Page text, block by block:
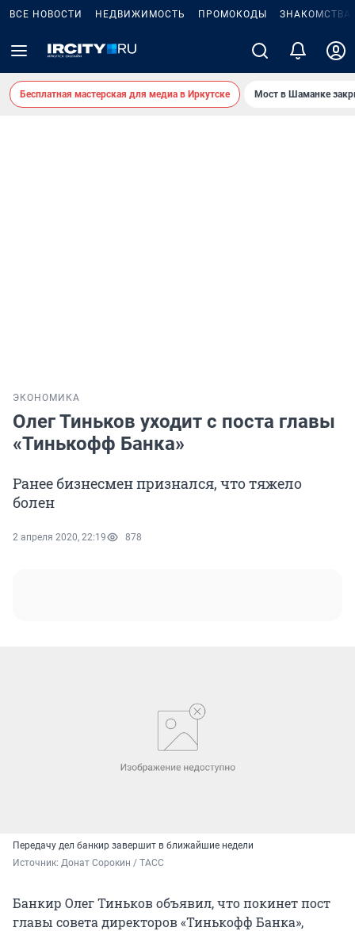
ВСЕ НОВОСТИ НЕДВИЖИМОСТЬ ПРОМОКОДЫ ЗНАКОМСТВА
Бесплатная мастерская для медиа в Иркутске Мост в Шаманке
ЭКОНОМИКА
Олег Тиньков уходит с поста главы
«Тинькофф Банка»
Ранее бизнесмен признался, что тяжело
болен
2 апреля 2020, 22:19 878
Передачу дел банкир завершит в ближайшие недели
Источник: Донат Сорокин / ТАСС
Банкир Олег Тиньков объявил, что покинет пост
главы совета директоров «Тинькофф Банка»,